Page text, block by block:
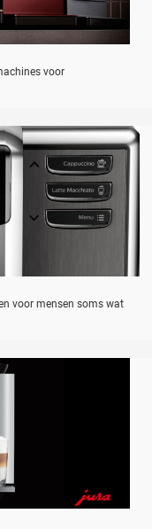
voor
voor mensen soms wat